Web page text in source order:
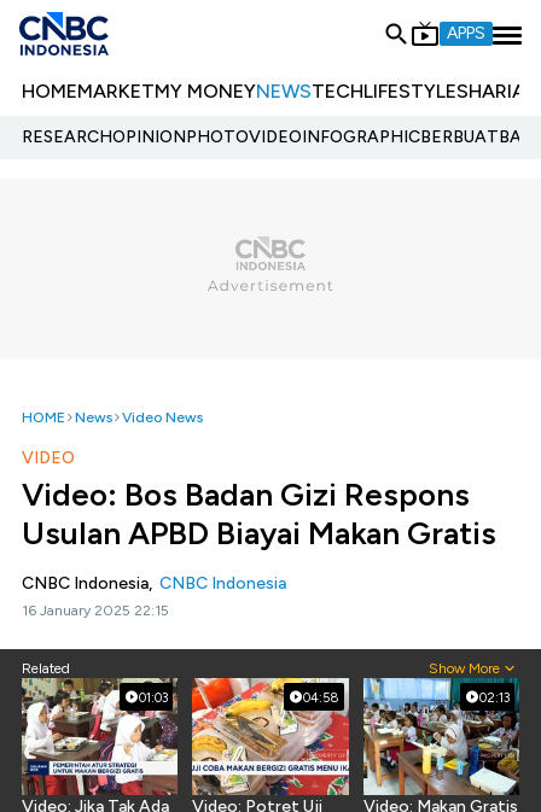
APPS
HOMEMARKETMY MONEYNEWSTECHLIFESTYLESHARIA
RESEARCHOPINIONPHOTOVIDEOINFOGRAPHIC
HOME News Video News
VIDEO
Video: Bos Badan Gizi Respons
Usulan APBD Biayai Makan Gratis
CNBC Indonesia, CNBC Indonesia
16 January 2025 22:15
Related Show More
01:03
Video: Jika Tak Ada
04:58
Video: Potret Uji
02:13
Video: Makan Gratis